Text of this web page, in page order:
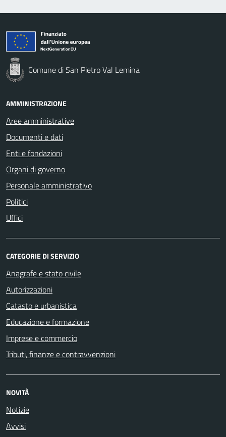
Comune di San Pietro Val Lemina
AMMINISTRAZIONE
Aree amministrative
Documenti e dati
Enti e fondazioni
Organi di governo
Personale amministrativo
Politici
Uffici
CATEGORIE DI SERVIZIO
Anagrafe e stato civile
Autorizzazioni
Catasto e urbanistica
Educazione e formazione
Imprese e commercio
Tributi, finanze e contravvenzioni
NOVITÀ
Notizie
Avvisi